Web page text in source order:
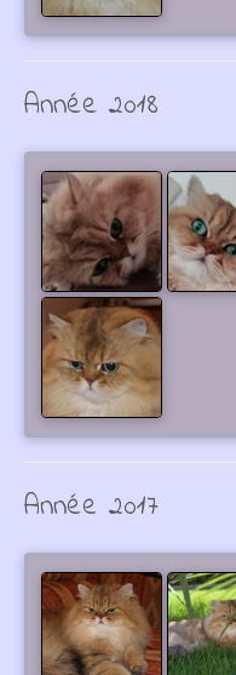
Année 2018
Année 2017